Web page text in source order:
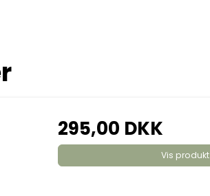
295,00 DKK
Vis produkt